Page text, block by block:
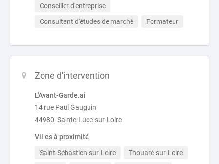
Conseiller d'entreprise
Consultant d'études de marché
Formateur
Zone d'intervention
L'Avant-Garde.ai
14 rue Paul Gauguin
44980 Sainte-Luce-sur-Loire
Villes à proximité
Saint-Sébastien-sur-Loire
Thouaré-sur-Loire